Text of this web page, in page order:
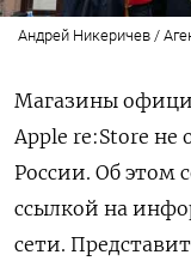
Андрей Никеричев /
Магазины
Apple re:Store не
России. Об этом
ссылкой на
сети.